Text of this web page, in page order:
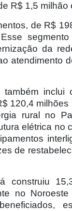
R$ 1,5 milhão
de R$
da
atendimento
inclui
120,4
rural no
elétrica no
de
construiu
no